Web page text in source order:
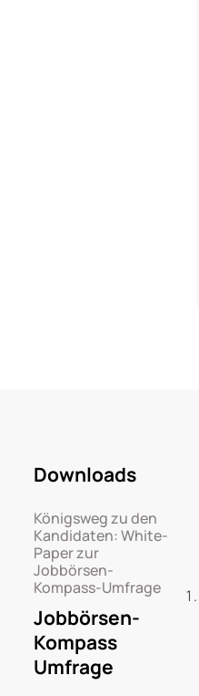
Downloads
Königsweg zu den
Kandidaten: White-
Paper zur
Jobbörsen-
Kompass-Umfrage
Jobbörsen-
Kompass
Umfrage